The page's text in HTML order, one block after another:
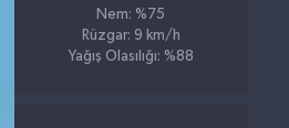
Nem: %75
Rüzgar: 9 km/h
Yağış Olasılığı: %88